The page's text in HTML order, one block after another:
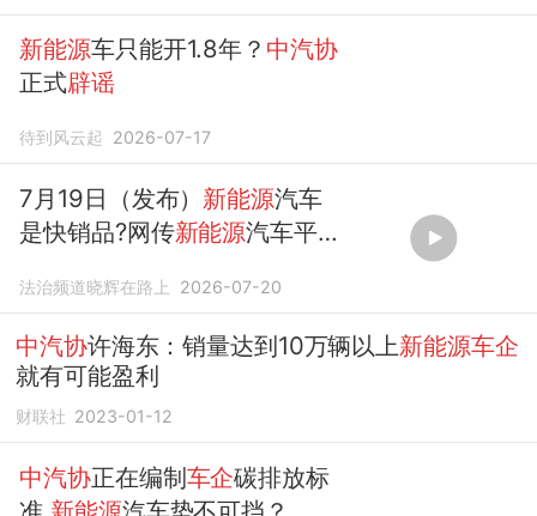
新能源车只能开1.8年？ 中汽协
正式辟谣
待到风云起 2026-07-17
7月19日（发布） 新能源汽车
是快销品?网传新能源汽车平均
辟谣!
法治频道晓辉在路上 2026-07-20
中汽协许海东：销量达到10万辆以上新能源车企
就有可能盈利
财联社 2023-01-12
中汽协正在编制车企碳排放标